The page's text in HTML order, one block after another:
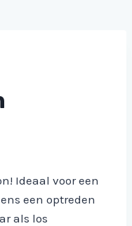
Ideaal voor een
een optreden
als los